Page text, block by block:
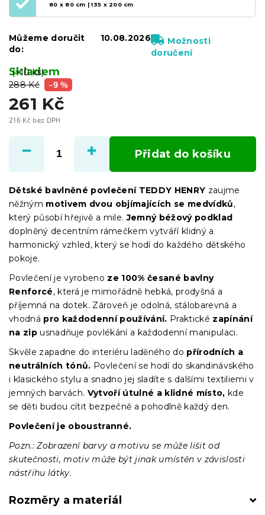
288 Kč –9 %
261 Kč
216 Kč bez DPH
cena:
Skladem
(>10 ks)
80 x 80 cm | 135 x 200 cm
Můžeme doručit
do:
10.08.2026
Možnosti
doručení
Přidat do košíku
Dětské bavlněné povlečení TEDDY HENRY zaujme
něžným motivem dvou objímajících se medvídků,
který působí hřejivě a mile.Jemný béžový podklad
doplněný decentním rámečkem vytváří klidný a
harmonický vzhled, který se hodí do každého dětského
pokoje.
Povlečení je vyrobeno ze 100% česané bavlny
Renforcé, která je mimořádně hebká, prodyšná a
příjemná na dotek. Zároveň je odolná, stálobarevná a
vhodná pro každodenní používání. Praktické zapínání
na zip usnadňuje povlékání a každodenní manipulaci.
Skvěle zapadne do interiéru laděného do přírodních a
neutrálních tónů. Povlečení se hodí do skandinávského
i klasického stylu a snadno jej sladíte s dalšími textiliemi v
jemných barvách. Vytvoří útulné a klidné místo, kde
se děti budou cítit bezpečně a pohodlně každý den.
Povlečení je oboustranné.
Pozn.: Zobrazení barvy a motivu se může lišit od
skutečnosti, motiv může být jinak umístěn v závislosti
nástřihu látky.
Rozměry a materiál